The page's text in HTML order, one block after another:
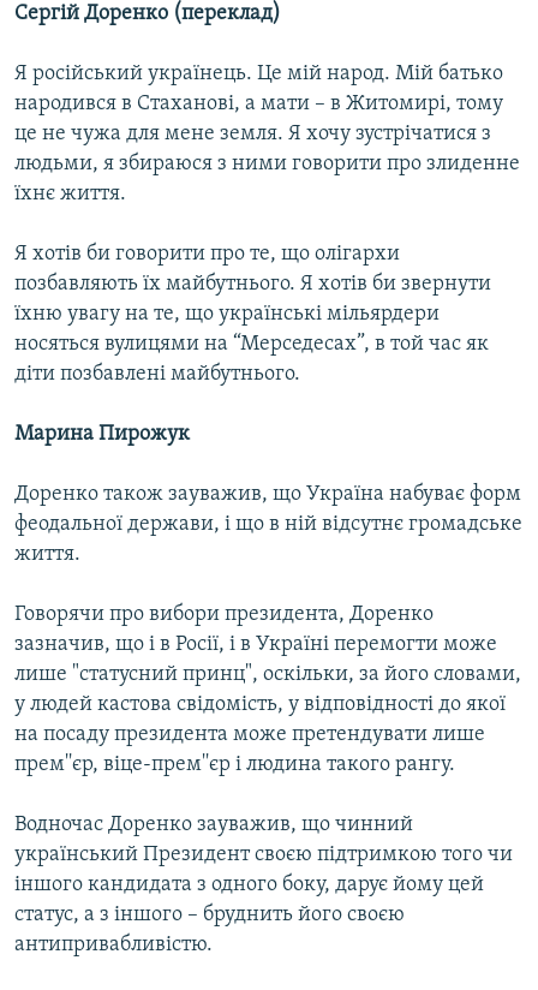
Сергій Доренко (переклад)
Я російський українець. Це мій народ. Мій батько
народився в Стаханові, а мати – в Житомирі, тому
це не чужа для мене земля. Я хочу зустрічатися з
людьми, я збираюся з ними говорити про злиденне
їхнє життя.
Я хотів би говорити про те, що олігархи
позбавляють їх майбутнього. Я хотів би звернути
їхню увагу на те, що українські мільярдери
носяться вулицями на “Мерседесах”, в той час як
діти позбавлені майбутнього.
Марина Пирожук
Доренко також зауважив, що Україна набуває форм
феодальної держави, і що в ній відсутнє громадське
життя.
Говорячи про вибори президента, Доренко
зазначив, що і в Росії, і в Україні перемогти може
лише "статусний принц", оскільки, за його словами,
у людей кастова свідомість, у відповідності до якої
на посаду президента може претендувати лише
прем''єр, віце-прем''єр і людина такого рангу.
Водночас Доренко зауважив, що чинний
український Президент своєю підтримкою того чи
іншого кандидата з одного боку, дарує йому цей
статус, а з іншого – бруднить його своєю
антипривабливістю.